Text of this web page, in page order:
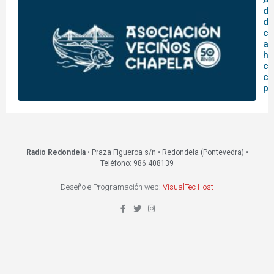
Radio Redondela• Praza Figueroa s/n • Redondela (Pontevedra) •
Teléfono: 986 408139
Deseño e Programación web: VisualTec Host